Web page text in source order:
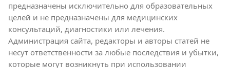
предназначены исключительно для образовательных
целей и не предназначены для медицинских
консультаций, диагностики или лечения.
Администрация сайта, редакторы и авторы статей не
несут ответственности за любые последствия и убытки,
которые могут возникнуть при использовании